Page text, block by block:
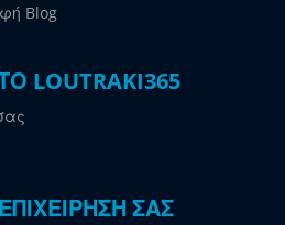
Blog
LOUTRAKI365
ΣΑΣ